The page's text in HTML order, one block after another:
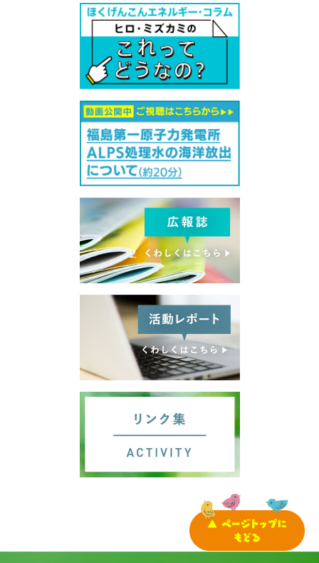
受付中のセミナー・講演会・見学会・イベント